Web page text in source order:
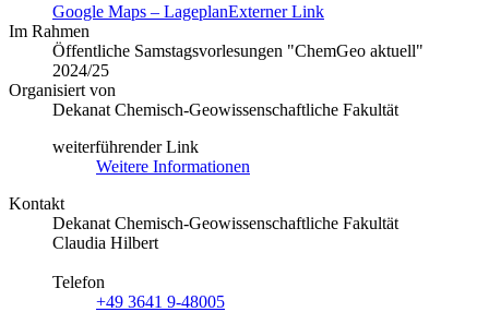
Google Maps – LageplanExterner Link
Im Rahmen
Öffentliche Samstagsvorlesungen "ChemGeo aktuell"
2024/25
Organisiert von
Dekanat Chemisch-Geowissenschaftliche Fakultät
weiterführender Link
Weitere Informationen
Kontakt
Dekanat Chemisch-Geowissenschaftliche Fakultät
Claudia Hilbert
Telefon
+49 3641 9-48005